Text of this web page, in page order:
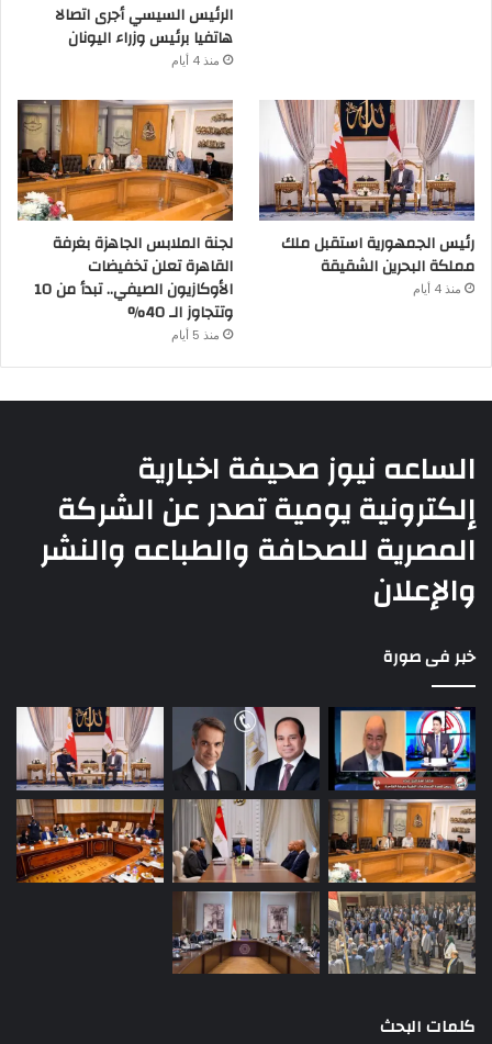
الرئيس السيسي أجرى اتصالا
هاتفيا برئيس وزراء اليونان
منذ 4 أيام
رئيس الجمهورية استقبل ملك
مملكة البحرين الشقيقة
منذ 4 أيام
لجنة الملابس الجاهزة بغرفة
القاهرة تعلن تخفيضات
الأوكازيون الصيفي.. تبدأ من 10
وتتجاوز الـ 40%
منذ 5 أيام
الساعه نيوز صحيفة اخبارية
إلكترونية يومية تصدر عن الشركة
المصرية للصحافة والطباعه والنشر
والإعلان
خبر فى صورة
كلمات البحث